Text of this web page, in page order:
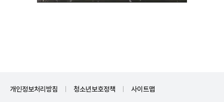
개인정보처리방침 청소년보호정책 사이트맵